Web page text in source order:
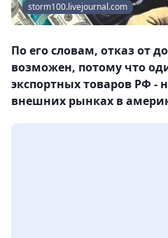
storm100.livejournal.com
По его словам, отказ от
возможен, потому что
экспортных товаров РФ -
внешних рынках в